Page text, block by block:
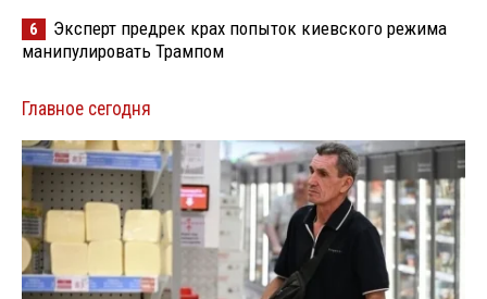
6
Эксперт предрек крах попыток киевского режима
манипулировать Трампом
Главное сегодня